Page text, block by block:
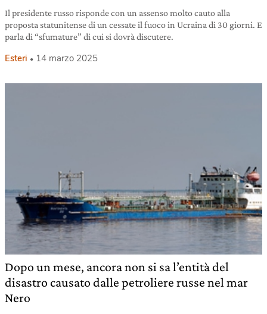
Il presidente russo risponde con un assenso molto cauto alla
proposta statunitense di un cessate il fuoco in Ucraina di 30 giorni. E
parla di “sfumature” di cui si dovrà discutere.
Esteri 14 marzo 2025
Dopo un mese, ancora non si sa l’entità del
disastro causato dalle petroliere russe nel mar
Nero